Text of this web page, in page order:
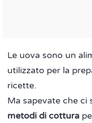
Le uova sono un
utilizzato per la
ricette.
Ma sapevate che ci
metodi di cottura